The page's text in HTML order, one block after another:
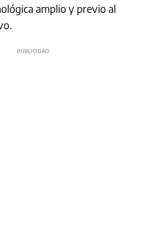
amplio y previo al